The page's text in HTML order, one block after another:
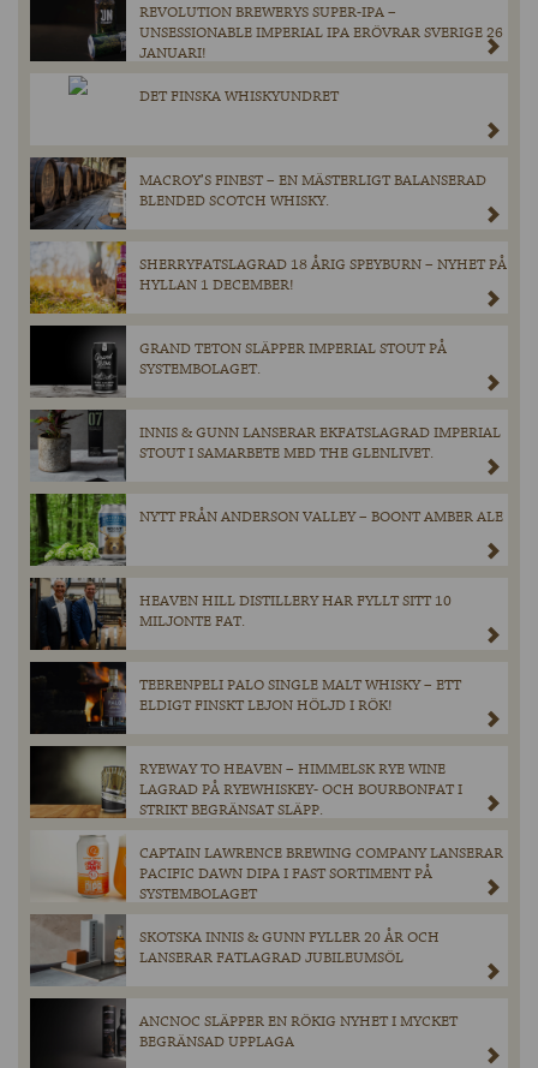
REVOLUTION BREWERYS SUPER-IPA –
UNSESSIONABLE IMPERIAL IPA ERÖVRAR SVERIGE 26
JANUARI!
DET FINSKA WHISKYUNDRET
MACROY’S FINEST – EN MÄSTERLIGT BALANSERAD
BLENDED SCOTCH WHISKY.
SHERRYFATSLAGRAD 18 ÅRIG SPEYBURN – NYHET PÅ
HYLLAN 1 DECEMBER!
GRAND TETON SLÄPPER IMPERIAL STOUT PÅ
SYSTEMBOLAGET.
INNIS & GUNN LANSERAR EKFATSLAGRAD IMPERIAL
STOUT I SAMARBETE MED THE GLENLIVET.
NYTT FRÅN ANDERSON VALLEY – BOONT AMBER ALE
HEAVEN HILL DISTILLERY HAR FYLLT SITT 10
MILJONTE FAT.
TEERENPELI PALO SINGLE MALT WHISKY – ETT
ELDIGT FINSKT LEJON HÖLJD I RÖK!
RYEWAY TO HEAVEN – HIMMELSK RYE WINE
LAGRAD PÅ RYEWHISKEY- OCH BOURBONFAT I
STRIKT BEGRÄNSAT SLÄPP.
CAPTAIN LAWRENCE BREWING COMPANY LANSERAR
PACIFIC DAWN DIPA I FAST SORTIMENT PÅ
SYSTEMBOLAGET
SKOTSKA INNIS & GUNN FYLLER 20 ÅR OCH
LANSERAR FATLAGRAD JUBILEUMSÖL
ANCNOC SLÄPPER EN RÖKIG NYHET I MYCKET
BEGRÄNSAD UPPLAGA